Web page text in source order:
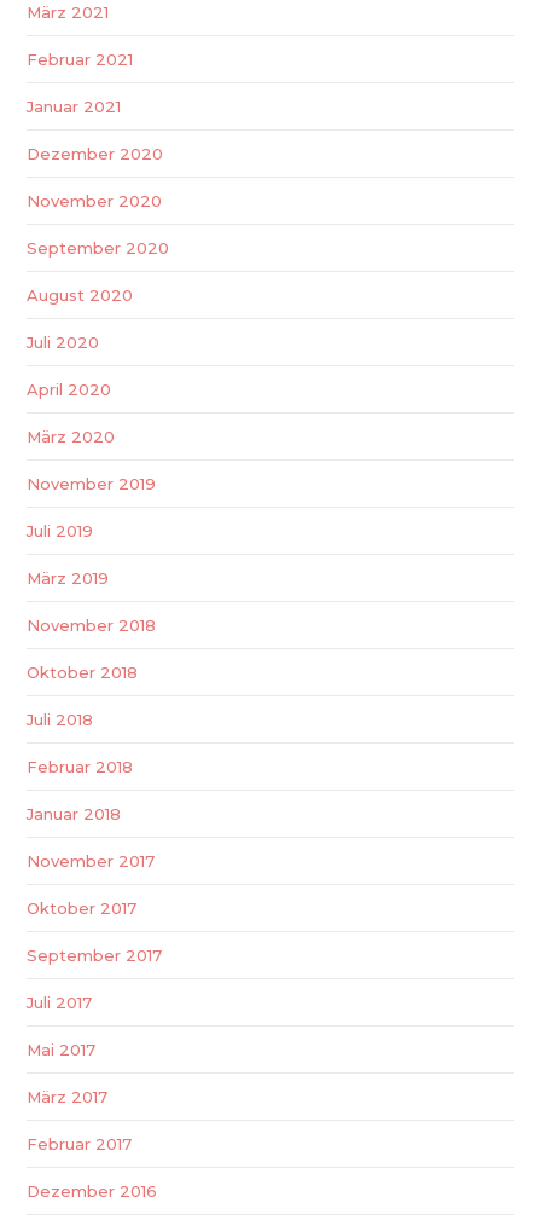
März 2021
Februar 2021
Januar 2021
Dezember 2020
November 2020
September 2020
August 2020
Juli 2020
April 2020
März 2020
November 2019
Juli 2019
März 2019
November 2018
Oktober 2018
Juli 2018
Februar 2018
Januar 2018
November 2017
Oktober 2017
September 2017
Juli 2017
Mai 2017
März 2017
Februar 2017
Dezember 2016